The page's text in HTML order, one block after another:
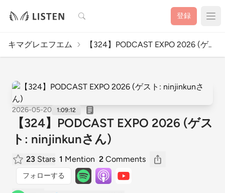
検索 登録
キマグレエフエム 【324】PODCAST EXPO 2026 (ゲ..
2026-05-20 1:09:12
【324】PODCAST EXPO 2026 (ゲス
ト: ninjinkunさん)
23 Stars 1 Mention 2 Comments
フォローする